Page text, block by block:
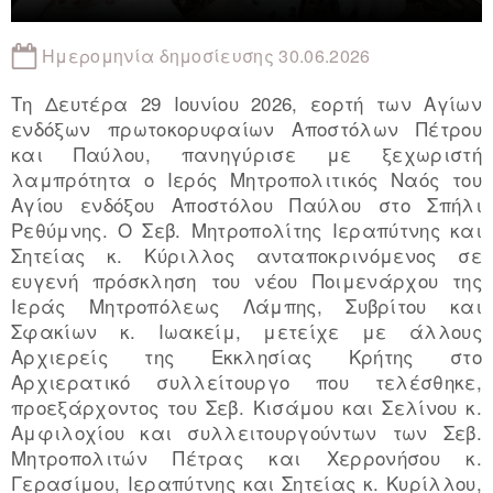
Ημερομηνία δημοσίευσης 30.06.2026
Τη Δευτέρα 29 Ιουνίου 2026, εορτή των Αγίων
ενδόξων πρωτοκορυφαίων Αποστόλων Πέτρου
και Παύλου, πανηγύρισε με ξεχωριστή
λαμπρότητα ο Ιερός Μητροπολιτικός Ναός του
Αγίου ενδόξου Αποστόλου Παύλου στο Σπήλι
Ρεθύμνης. Ο Σεβ. Μητροπολίτης Ιεραπύτνης και
Σητείας κ. Κύριλλος ανταποκρινόμενος σε
ευγενή πρόσκληση του νέου Ποιμενάρχου της
Ιεράς Μητροπόλεως Λάμπης, Συβρίτου και
Σφακίων κ. Ιωακείμ, μετείχε με άλλους
Αρχιερείς της Εκκλησίας Κρήτης στο
Αρχιερατικό συλλείτουργο που τελέσθηκε,
προεξάρχοντος του Σεβ. Κισάμου και Σελίνου κ.
Αμφιλοχίου και συλλειτουργούντων των Σεβ.
Μητροπολιτών Πέτρας και Χερρονήσου κ.
Γερασίμου, Ιεραπύτνης και Σητείας κ. Κυρίλλου,